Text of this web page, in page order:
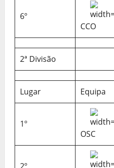
6º
CCO
2ª Divisão
Lugar Equipa
1º
OSC